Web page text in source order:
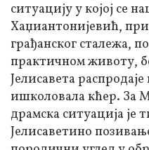
ситуацију у којој се
Хаџиантонијевић,
грађанског сталежа,
практичном животу,
Јелисавета
ишколовала кћер. За
драмска ситуација
Јелисаветино